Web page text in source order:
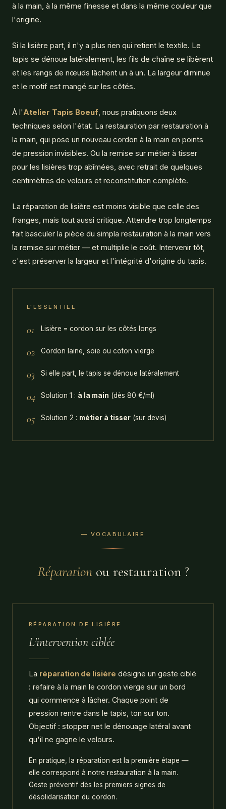
à la main, à la même finesse et dans la même couleur que
l'origine.
Si la lisière part, il n'y a plus rien qui retient le textile. Le
tapis se dénoue latéralement, les fils de chaîne se libèrent
et les rangs de nœuds lâchent un à un. La largeur diminue
et le motif est mangé sur les côtés.
À l'Atelier Tapis Boeuf, nous pratiquons deux
techniques selon l'état. La restauration par restauration à
la main, qui pose un nouveau cordon à la main en points
de pression invisibles. Ou la remise sur métier à tisser
pour les lisières trop abîmées, avec retrait de quelques
centimètres de velours et reconstitution complète.
La réparation de lisière est moins visible que celle des
franges, mais tout aussi critique. Attendre trop longtemps
fait basculer la pièce du simpla restauration à la main vers
la remise sur métier — et multiplie le coût. Intervenir tôt,
c'est préserver la largeur et l'intégrité d'origine du tapis.
L'ESSENTIEL
01 Lisière = cordon sur les côtés longs
02 Cordon laine, soie ou coton vierge
03 Si elle part, le tapis se dénoue latéralement
04 Solution 1 : à la main (dès 80 €/ml)
05 Solution 2 : métier à tisser (sur devis)
— VOCABULAIRE
Réparationou restauration ?
RÉPARATION DE LISIÈRE
L'intervention ciblée
La réparation de lisière désigne un geste ciblé
: refaire à la main le cordon vierge sur un bord
qui commence à lâcher. Chaque point de
pression rentre dans le tapis, ton sur ton.
Objectif : stopper net le dénouage latéral avant
qu'il ne gagne le velours.
En pratique, la réparation est la première étape —
elle correspond à notre restauration à la main.
Geste préventif dès les premiers signes de
désolidarisation du cordon.